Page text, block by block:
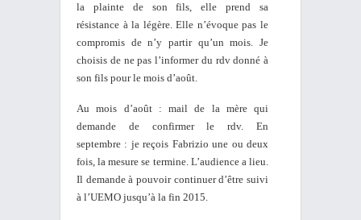
la plainte de son fils, elle prend sa
résistance à la légère. Elle n’évoque pas le
compromis de n’y partir qu’un mois. Je
choisis de ne pas l’informer du rdv donné à
son fils pour le mois d’août.
Au mois d’août
: mail de la mère qui
demande de confirmer le rdv. En
septembre : je reçois Fabrizio une ou deux
fois, la mesure se termine. L’audience a lieu.
Il demande à pouvoir continuer d’être suivi
à l’UEMO jusqu’à la fin 2015.